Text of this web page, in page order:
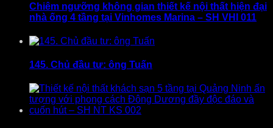
Chiêm ngưỡng không gian thiết kế nội thất hiện đại
nhà ống 4 tầng tại Vinhomes Marina – SH VHI 011
145. Chủ đầu tư: ông Tuấn